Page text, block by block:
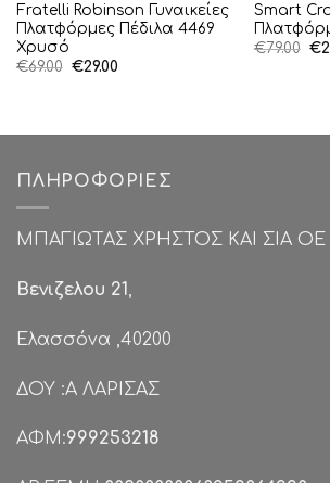
Fratelli Robinson Γυναικείες
Πλατφόρμες Πέδιλα 4469
Χρυσό
€69.00 Original
€29.00Η
Smart
€79.00 €
ΠΛΗΡΟΦΟΡΊΕΣ
ΜΠΑΓΙΩΤΑΣ ΧΡΗΣΤΟΣ ΚΑΙ ΣΙΑ ΟΕ
Βενιζελου 21,
Ελασσόνα ,40200
ΔΟΥ :Α ΛΑΡΙΣΑΣ
ΑΦΜ:999253218